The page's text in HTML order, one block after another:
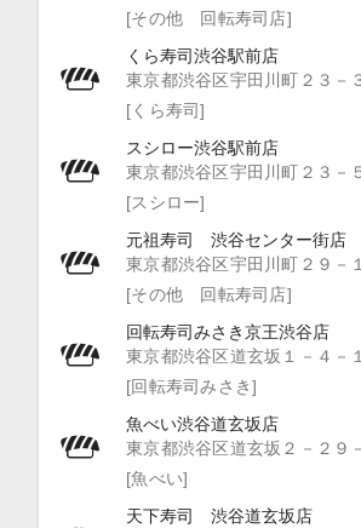
[その他 回転寿司店]
くら寿司渋谷駅前店
東京都渋谷区宇田川町２３－
[くら寿司]
スシロー渋谷駅前店
東京都渋谷区宇田川町２３－
[スシロー]
元祖寿司 渋谷センター街店
東京都渋谷区宇田川町２９－１
[その他 回転寿司店]
回転寿司みさき京王渋谷店
東京都渋谷区道玄坂１－４－
[回転寿司みさき]
魚べい渋谷道玄坂店
東京都渋谷区道玄坂２－２９
[魚べい]
天下寿司 渋谷道玄坂店